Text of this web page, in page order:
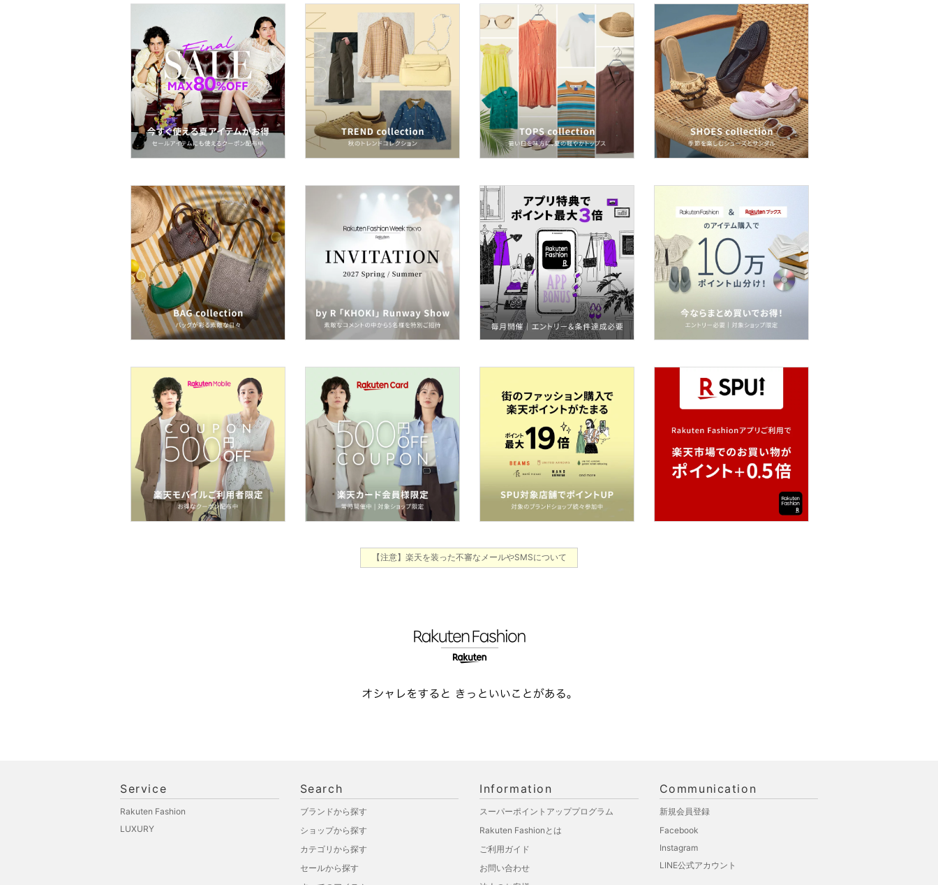
スーツ・フォーマル
水着・スイムグッズ
着物・浴衣・和装小物
スキンケア
ベースメイク
メイクアップ
ネイル
ボディケア・オーラルケ
ア
ヘアケア
フレグランス
メイク道具・美容器具
コフレ・キット・セット
食器・調理器具・キッチ
ン用品
インテリア・生活雑貨
スマホグッズ・オーディ
【注意】楽天を装った不審なメールやSMSについて
Service
Rakuten Fashion
LUXURY
Search
ブランドから探す
ショップから探す
カテゴリから探す
セールから探す
Information
スーパーポイントアッププログラム
Rakuten Fashionとは
ご利用ガイド
お問い合わせ
Communication
新規会員登録
Facebook
Instagram
LINE公式アカウント